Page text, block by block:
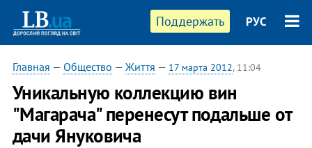
Поддержать РУС
Главная — Общество — Життя — 17 марта 2012, 11:04
Уникальную коллекцию вин
"Магарача" перенесут подальше от
дачи Януковича